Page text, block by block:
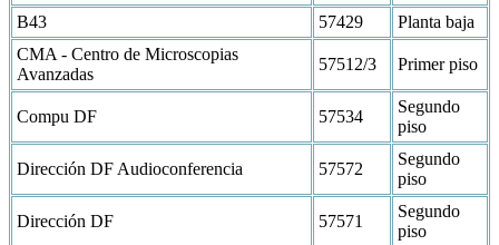
B43
57429
Planta baja
CMA - Centro de Microscopias
Avanzadas
57512/3 Primer piso
Compu DF 57534
Segundo
piso
Dirección DF Audioconferencia 57572
Segundo
piso
Dirección DF 57571
Segundo
piso